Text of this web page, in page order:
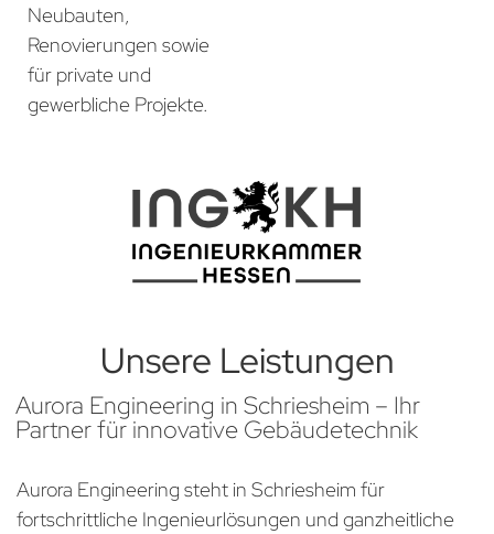
Neubauten,
Renovierungen sowie
für private und
gewerbliche Projekte.
Unsere Leistungen
Aurora Engineering in Schriesheim – Ihr
Partner für innovative Gebäudetechnik
Aurora Engineering steht in Schriesheim für
fortschrittliche Ingenieurlösungen und ganzheitliche